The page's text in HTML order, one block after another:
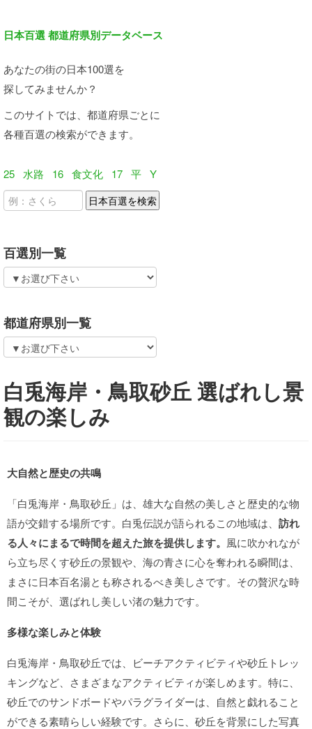
日本百選 都道府県別データベース
あなたの街の日本100選を
探してみませんか？
このサイトでは、都道府県ごとに
各種百選の検索ができます。
25 水路 16 食文化 17 平 Y
百選別一覧
都道府県別一覧
白兎海岸・鳥取砂丘 選ばれし景
観の楽しみ
大自然と歴史の共鳴
「白兎海岸・鳥取砂丘」は、雄大な自然の美しさと歴史的な物
語が交錯する場所です。白兎伝説が語られるこの地域は、 訪れ
る人々にまるで時間を超えた旅を提供します。 風に吹かれなが
ら立ち尽くす砂丘の景観や、海の青さに心を奪われる瞬間は、
まさに日本百名湯とも称されるべき美しさです。その贅沢な時
間こそが、選ばれし美しい渚の魅力です。
多様な楽しみと体験
白兎海岸・鳥取砂丘では、ビーチアクティビティや砂丘トレッ
キングなど、さまざまなアクティビティが楽しめます。特に、
砂丘でのサンドボードやパラグライダーは、自然と戯れること
ができる素晴らしい経験です。さらに、砂丘を背景にした写真